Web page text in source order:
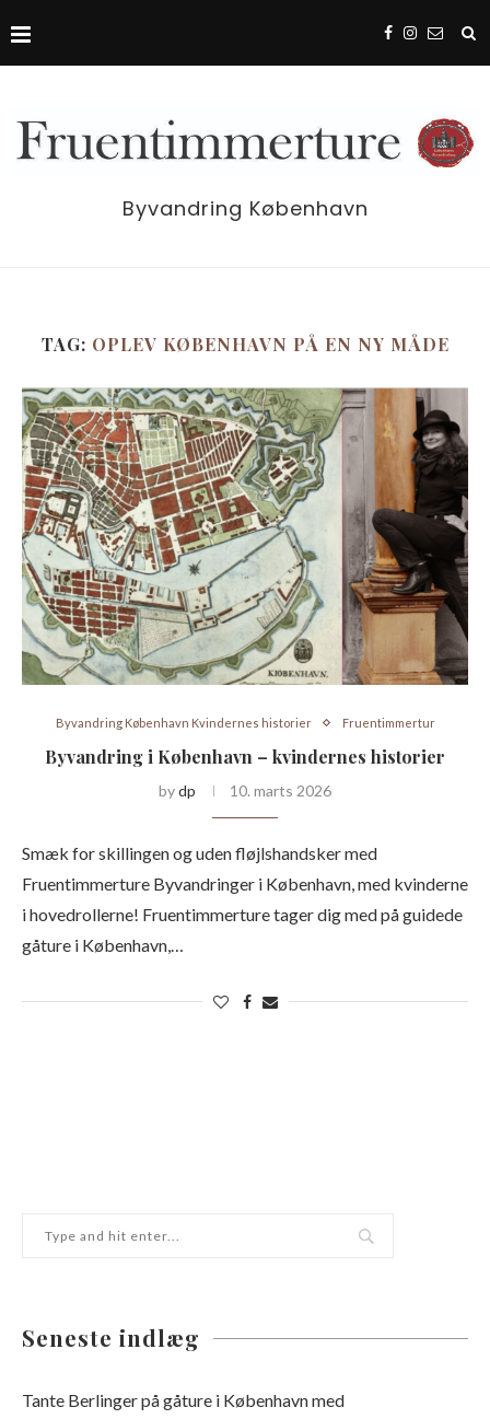
Byvandring København
TAG: OPLEV KØBENHAVN PÅ EN NY MÅDE
Byvandring København Kvindernes historier Fruentimmertur
Byvandring i København – kvindernes historier
bydp 10. marts 2026
Smæk for skillingen og uden fløjlshandsker med
Fruentimmerture Byvandringer i København, med kvinderne
i hovedrollerne! Fruentimmerture tager dig med på guidede
gåture i København,…
Seneste indlæg
Tante Berlinger på gåture i København med